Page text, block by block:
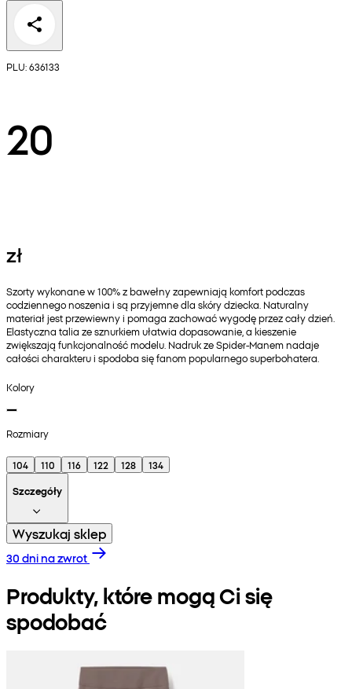
PLU: 636133
20
zł
Szorty wykonane w 100% z bawełny zapewniają komfort podczas
codziennego noszenia i są przyjemne dla skóry dziecka. Naturalny
materiał jest przewiewny i pomaga zachować wygodę przez cały dzień.
Elastyczna talia ze sznurkiem ułatwia dopasowanie, a kieszenie
zwiększają funkcjonalność modelu. Nadruk ze Spider-Manem nadaje
całości charakteru i spodoba się fanom popularnego superbohatera.
Kolory
Rozmiary
104 110 116 122 128
134
Szczegóły
Wyszukaj sklep
30 dni na zwrot
Produkty, które mogą Ci się
spodobać